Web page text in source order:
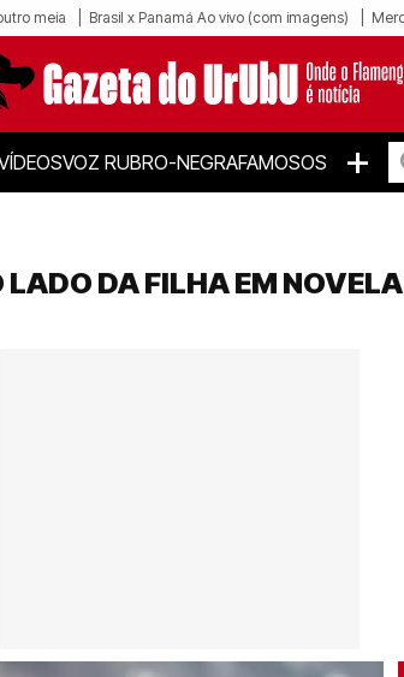
meia Brasil x Panamá Ao vivo (com imagens)
VOZ RUBRO-NEGRAFAMOSOS +
DA FILHA EM